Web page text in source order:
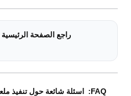
راجع الصفحة الرئيسية
FAQ: اسئلة شائعة حول تنفيذ ملعب بادل خارجي وداخلي